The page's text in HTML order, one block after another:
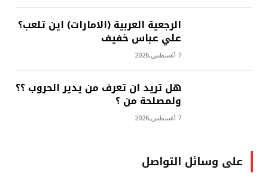
الرجعية العربية (الامارات) اين تلعب؟
علي عباس خفيف
7 أغسطس,2026
هل تريد ان تعرف من يدير الحروب ؟؟
ولمصلحة من ؟
7 أغسطس,2026
على وسائل التواصل